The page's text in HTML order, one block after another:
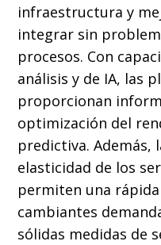
infraestructura y
integrar sin
procesos. Con
análisis y de IA, las
proporcionan
optimización del
predictiva. Además,
elasticidad de los
permiten una
cambiantes
sólidas medidas de